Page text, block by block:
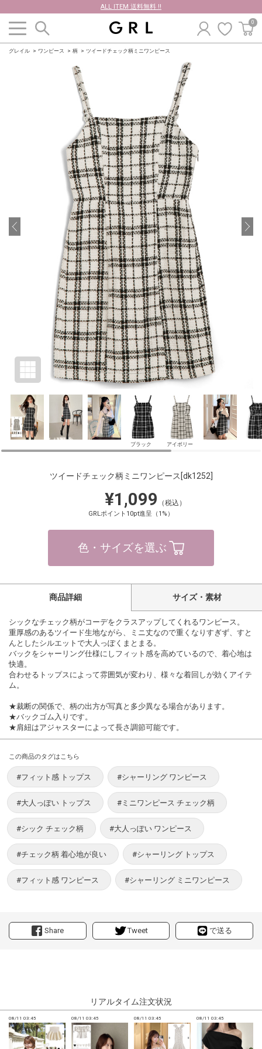
ALL ITEM 送料無料 !!
0
グレイル ワンピース 柄 ツイードチェック柄ミニワンピース
ブラック アイボリー
ツイードチェック柄ミニワンピース [dk1252]
¥1,099 （税込）
GRLポイント10pt進呈（1%）
色・サイズを選ぶ
Share Tweet で送る
商品詳細 サイズ・素材
シックなチェック柄がコーデをクラスアップしてくれるワンピース。
重厚感のあるツイード生地ながら、ミニ丈なので重くなりすぎず、すと
んとしたシルエットで大人っぽくまとまる。
バックをシャーリング仕様にしフィット感を高めているので、着心地は
快適。
合わせるトップスによって雰囲気が変わり、様々な着回しが効くアイテ
ム。
★裁断の関係で、柄の出方が写真と多少異なる場合があります。
★バックゴム入りです。
★肩紐はアジャスターによって長さ調節可能です。
この商品のタグはこちら
#フィット感 トップス #シャーリング ワンピース
#大人っぽい トップス #ミニワンピース チェック柄
#シック チェック柄 #大人っぽい ワンピース
#チェック柄 着心地が良い #シャーリング トップス
#フィット感 ワンピース #シャーリング ミニワンピース
リアルタイム注文状況
08/11 03:45 08/11 03:45 08/11 03:45 08/11 03:45